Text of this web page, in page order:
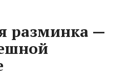
разминка —